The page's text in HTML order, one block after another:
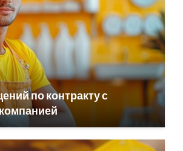
по контракту с